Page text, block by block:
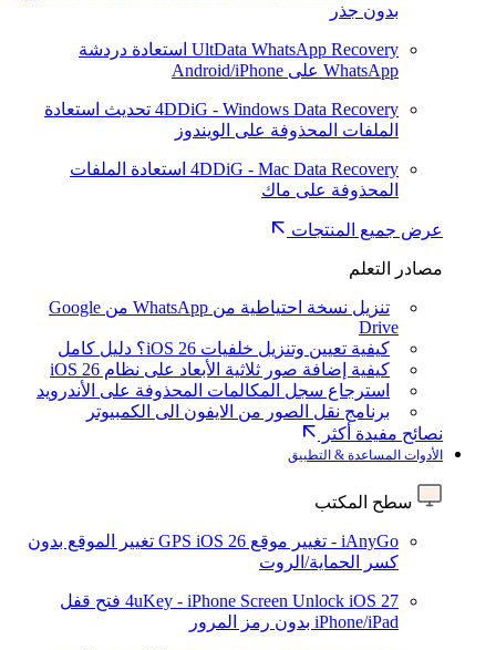
بدون جذر
UltData WhatsApp Recovery استعادة دردشة
WhatsApp على Android/iPhone
4DDiG - Windows Data Recovery تحديث استعادة
الملفات المحذوفة على الويندوز
4DDiG - Mac Data Recovery استعادة الملفات
المحذوفة على ماك
عرض جميع المنتجات
مصادر التعلم
تنزيل نسخة احتياطية من WhatsApp من Google
Drive
كيفية تعيين وتنزيل خلفيات iOS 26؟ دليل كامل
كيفية إضافة صور ثلاثية الأبعاد على نظام iOS 26
استرجاع سجل المكالمات المحذوفة على الأندرويد
برنامج نقل الصور من الايفون الى الكمبيوتر
نصائح مفيدة أكثر
الأدوات المساعدة & التطبيق
سطح المكتب
iAnyGo - تغيير موقع GPS iOS 26
تغيير الموقع بدون
كسر الحماية/الروت
4uKey - iPhone Screen Unlock iOS 27
فتح قفل
iPhone/iPad بدون رمز المرور